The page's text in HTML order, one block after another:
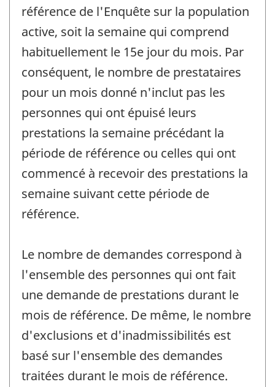
référence de l'Enquête sur la population
active, soit la semaine qui comprend
habituellement le 15e jour du mois. Par
conséquent, le nombre de prestataires
pour un mois donné n'inclut pas les
personnes qui ont épuisé leurs
prestations la semaine précédant la
période de référence ou celles qui ont
commencé à recevoir des prestations la
semaine suivant cette période de
référence.
Le nombre de demandes correspond à
l'ensemble des personnes qui ont fait
une demande de prestations durant le
mois de référence. De même, le nombre
d'exclusions et d'inadmissibilités est
basé sur l'ensemble des demandes
traitées durant le mois de référence.